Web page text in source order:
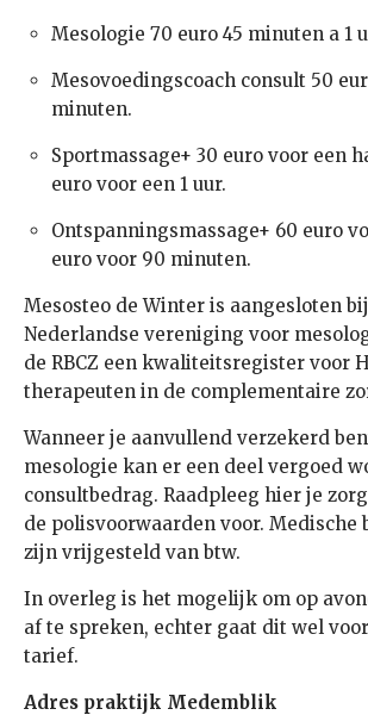
Mesologie 70 euro 45 minuten a 1
Mesovoedingscoach consult 50
minuten.
Sportmassage+ 30 euro voor een
euro voor een 1 uur.
Ontspanningsmassage+ 60 euro
euro voor 90 minuten.
Mesosteo de Winter is aangesloten
Nederlandse vereniging voor
de RBCZ een kwaliteitsregister voor
therapeuten in de complementaire
Wanneer je aanvullend verzekerd
mesologie kan er een deel vergoed
consultbedrag. Raadpleeg hier je
de polisvoorwaarden voor. Medische
zijn vrijgesteld van btw.
In overleg is het mogelijk om op
af te spreken, echter gaat dit wel
tarief.
Adres praktijk Medemblik